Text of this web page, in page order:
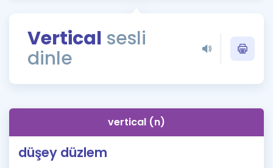
Rehberlik Aracı
ÖSYM Sınav Takvimi
İngilizce Gramer
Vertical sesli
dinle
vertical (n)
düşey düzlem